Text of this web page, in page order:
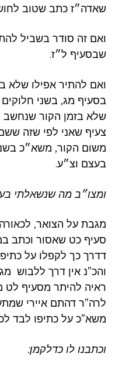
שאדה״ז כתב שטוב
ואם זה סודר בשביל
שבסעיף ל״ז.
ואם להתיר אפילו שלא
בסעיף מג, בשני
שלא בזמן הקור
צעיף שאני לפי שזה
משום הקור, משא״כ
בעצם וצ״ע.
ומצו״ב מה שנשאלתי
מגבת על הצואר,
סעיף כט שאסור וכתב
דדרך כך לקפלו על
והכ”נ אין דרך ללבוש
ראיה להיתר מסעיף לט
לרה”ר דהתם איירי
משא”כ על כתיפו לבד
וכתבנו לו כדלקמן: